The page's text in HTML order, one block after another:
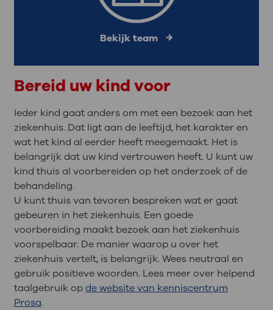
Bekijk team
Bereid uw kind voor
Ieder kind gaat anders om met een bezoek aan het
ziekenhuis. Dat ligt aan de leeftijd, het karakter en
wat het kind al eerder heeft meegemaakt. Het is
belangrijk dat uw kind vertrouwen heeft. U kunt uw
kind thuis al voorbereiden op het onderzoek of de
behandeling.
U kunt thuis van tevoren bespreken wat er gaat
gebeuren in het ziekenhuis. Een goede
voorbereiding maakt bezoek aan het ziekenhuis
voorspelbaar. De manier waarop u over het
ziekenhuis vertelt, is belangrijk. Wees neutraal en
gebruik positieve woorden. Lees meer over helpend
taalgebruik opde website van kenniscentrum
Prosa.